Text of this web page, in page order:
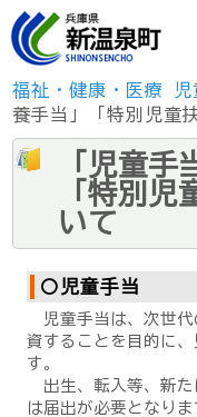
福祉・健康・医療 児
養手当」「特別児童
「児童手
「特別児
いて
〇児童手当
児童手当は、次世代
資することを目的に
す。
出生、転入等、新た
は届出が必要となり